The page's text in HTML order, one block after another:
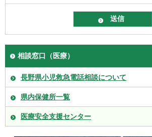
相談窓口（医療）
長野県小児救急電話相談について
県内保健所一覧
医療安全支援センター